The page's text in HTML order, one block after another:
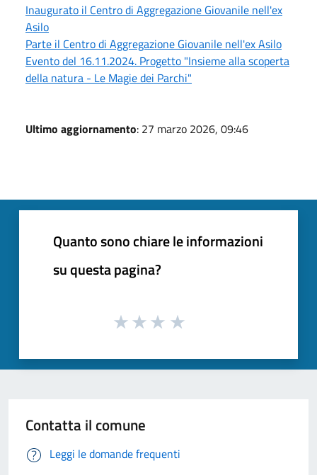
Inaugurato il Centro di Aggregazione Giovanile nell'ex
Asilo
Parte il Centro di Aggregazione Giovanile nell'ex Asilo
Evento del 16.11.2024. Progetto "Insieme alla scoperta
della natura - Le Magie dei Parchi"
Ultimo aggiornamento: 27 marzo 2026, 09:46
Quanto sono chiare le informazioni
su questa pagina?
Contatta il comune
Leggi le domande frequenti